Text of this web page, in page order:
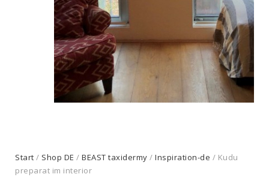
Start / Shop DE / BEAST taxidermy / Inspiration-de / Kudu
preparat im interior